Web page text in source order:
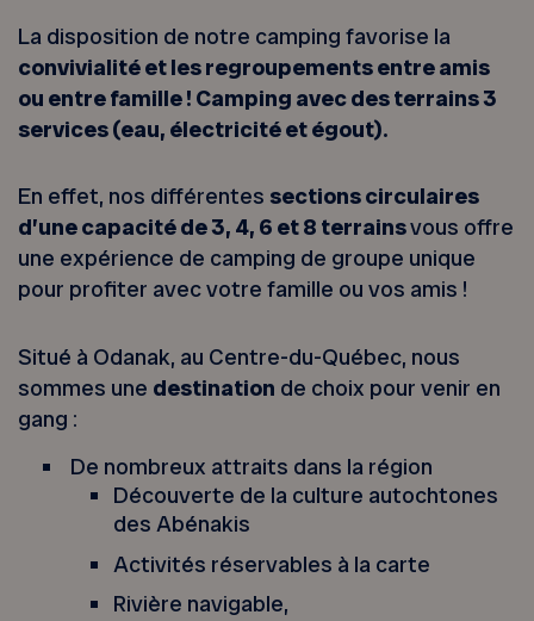
La disposition de notre camping favorise la
convivialité et les regroupements entre amis
ou entre famille ! Camping avec des terrains 3
services (eau, électricité et égout).
En effet, nos différentes sections circulaires
d’une capacité de 3, 4, 6 et 8 terrainsvous offre
une expérience de camping de groupe unique
pour profiter avec votre famille ou vos amis !
Situé à Odanak, au Centre-du-Québec, nous
sommes une destination de choix pour venir en
gang :
De nombreux attraits dans la région
Découverte de la culture autochtones
des Abénakis
Activités réservables à la carte
Rivière navigable,